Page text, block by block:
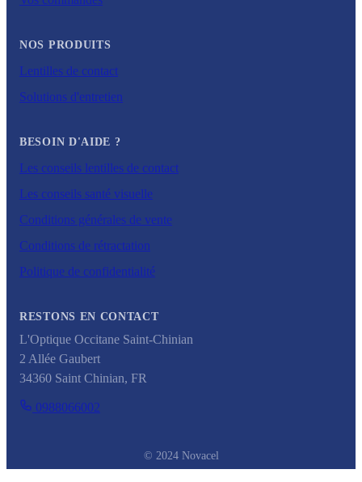
NOS PRODUITS
Lentilles de contact
Solutions d'entretien
BESOIN D'AIDE ?
Les conseils lentilles de contact
Les conseils santé visuelle
Conditions générales de vente
Conditions de rétractation
Politique de confidentialité
RESTONS EN CONTACT
L'Optique Occitane Saint-Chinian
2 Allée Gaubert
34360 Saint Chinian, FR
0988066002
© 2024 Novacel